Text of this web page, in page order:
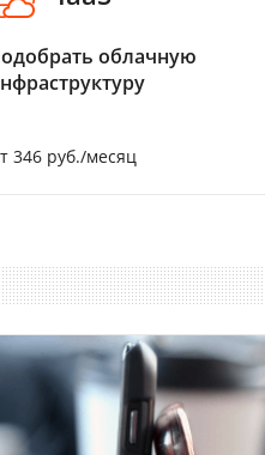
облачную
346 руб./месяц